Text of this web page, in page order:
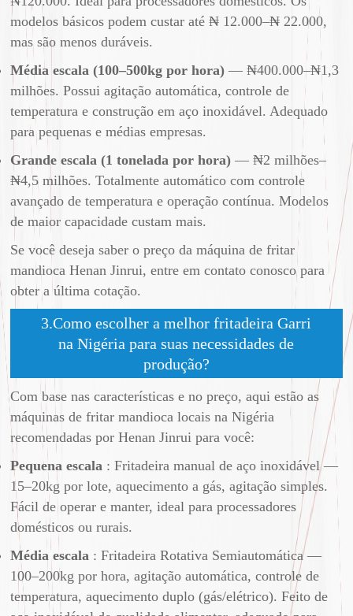
modelos básicos podem custar até ₦ 12.000–₦ 22.000,
mas são menos duráveis.
Média escala (100–500kg por hora) — ₦400.000–₦1,3
milhões. Possui agitação automática, controle de
temperatura e construção em aço inoxidável. Adequado
para pequenas e médias empresas.
Grande escala (1 tonelada por hora) — ₦2 milhões–
₦4,5 milhões. Totalmente automático com controle
avançado de temperatura e operação contínua. Modelos
de maior capacidade custam mais.
Se você deseja saber o preço da máquina de fritar
mandioca Henan Jinrui, entre em contato conosco para
obter a última cotação.
3.Como escolher a melhor fritadeira Garri
na Nigéria para suas necessidades de
produção?
Com base nas características e no preço, aqui estão as
máquinas de fritar mandioca locais na Nigéria
recomendadas por Henan Jinrui para você:
Pequena escala : Fritadeira manual de aço inoxidável —
15–20kg por lote, aquecimento a gás, agitação simples.
Fácil de operar e manter, ideal para processadores
domésticos ou rurais.
Média escala : Fritadeira Rotativa Semiautomática —
100–200kg por hora, agitação automática, controle de
temperatura, aquecimento duplo (gás/elétrico). Feito de